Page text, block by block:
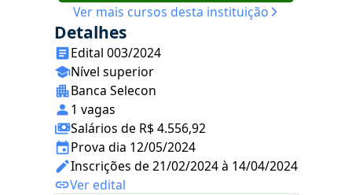
Ver mais cursos desta instituição
Detalhes
Edital 003/2024
Nível superior
Banca Selecon
1 vagas
Salários de R$ 4.556,92
Prova dia 12/05/2024
Inscrições de 21/02/2024 à 14/04/2024
Ver edital